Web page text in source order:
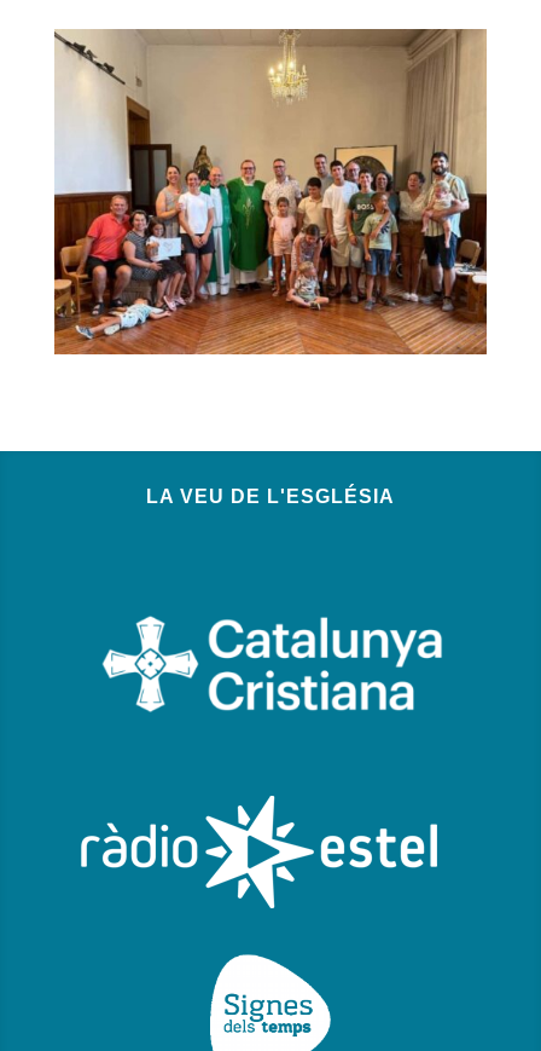
LA VEU DE L'ESGLÉSIA